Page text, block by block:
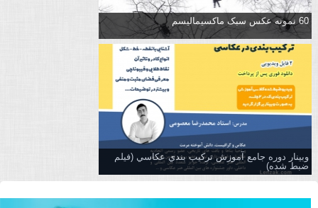
60 نمونه عکس سبک ماکسیمالیسم
وبینار دوره جامع آموزش تركيب بندي عكاسي (فیلم
ضبط شده)